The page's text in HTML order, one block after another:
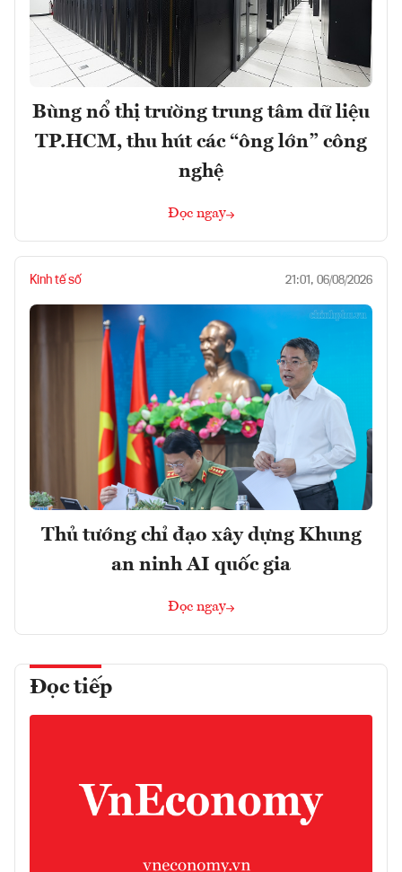
Bùng nổ thị trường trung tâm dữ liệu
TP.HCM, thu hút các “ông lớn” công
nghệ
Đọc ngay
Kinh tế số 21:01, 06/08/2026
Thủ tướng chỉ đạo xây dựng Khung
an ninh AI quốc gia
Đọc ngay
Đọc tiếp